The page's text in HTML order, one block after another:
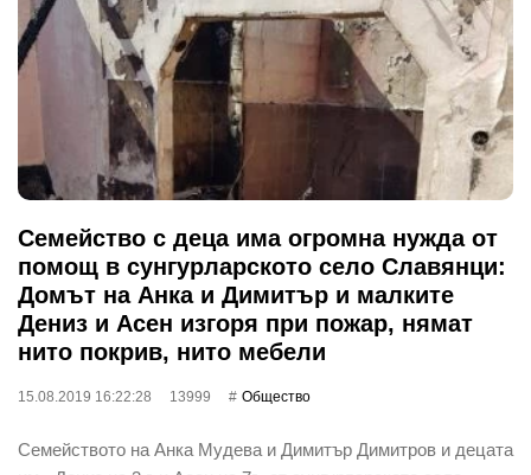
Семейство с деца има огромна нужда от
помощ в сунгурларското село Славянци:
Домът на Анка и Димитър и малките
Дениз и Асен изгоря при пожар, нямат
нито покрив, нито мебели
15.08.2019 16:22:28 13999 Общество
Семейството на Анка Мудева и Димитър Димитров и децата